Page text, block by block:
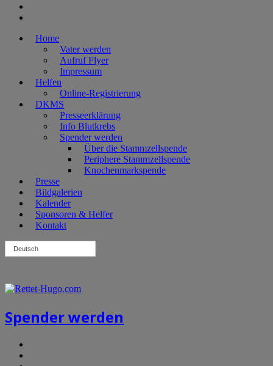
Home
Vater werden
Aufruf Flyer
Impressum
Helfen
Online-Registrierung
DKMS
Presseerklärung
Info Blutkrebs
Spender werden
Über die Stammzellspende
Periphere Stammzellspende
Knochenmarkspende
Presse
Bildgalerien
Kalender
Sponsoren & Helfer
Kontakt
Deutsch
Spender werden